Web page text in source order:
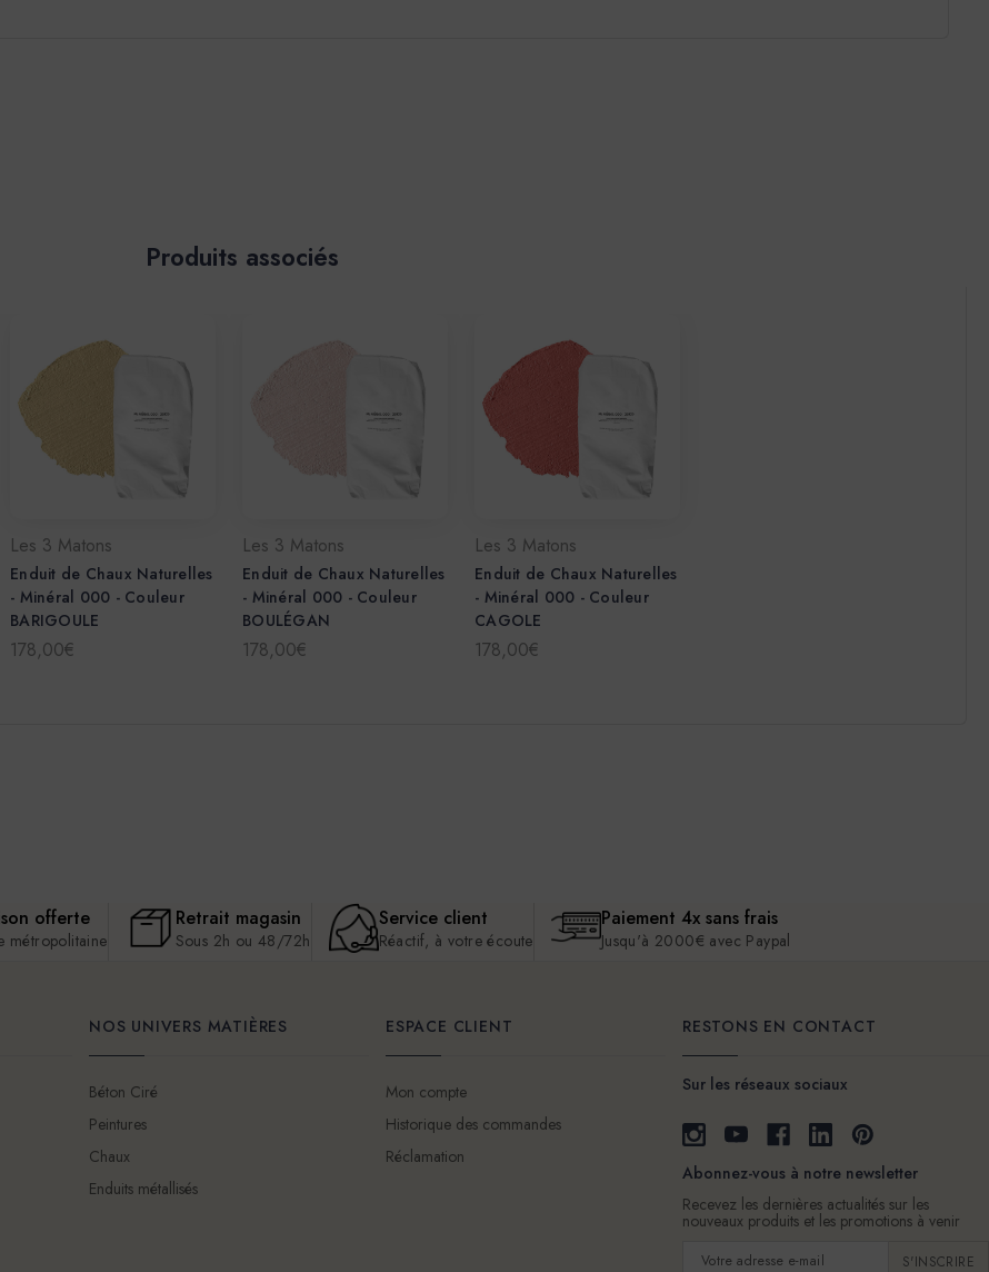
Produits associés
Les 3 Matons
Enduit de Chaux Naturelles
- Minéral 000 - Couleur
BARIGOULE
178,00€
Les 3 Matons
Enduit de Chaux Naturelles
- Minéral 000 - Couleur
BOULÉGAN
178,00€
Les 3 Matons
Enduit de Chaux Naturelles
- Minéral 000 - Couleur
CAGOLE
178,00€
offerte
métropolitaine
Retrait magasin
Sous 2h ou 48/72h
Service client
Réactif, à votre écoute
Paiement 4x sans frais
Jusqu'à 2000€ avec Paypal
NOS UNIVERS MATIÈRES
Béton Ciré
Peintures
Chaux
Enduits métallisés
ESPACE CLIENT
Mon compte
Historique des commandes
Réclamation
RESTONS EN CONTACT
Sur les réseaux sociaux
Abonnez-vous à notre newsletter
Recevez les dernières actualités sur les
nouveaux produits et les promotions à venir
Adresse